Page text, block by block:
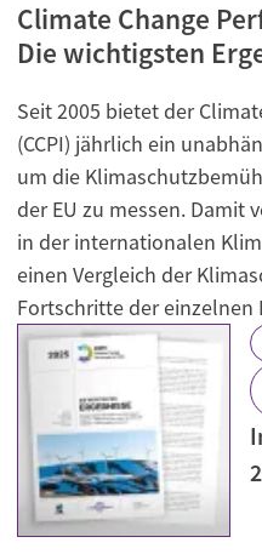
Climate Change
Die wichtigsten
Seit 2005 bietet der
(CCPI) jährlich ein
um die
der EU zu messen. Damit
in der internationalen
einen Vergleich der
Fortschritte der einzelnen